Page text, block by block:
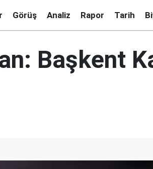
Görüş Analiz Rapor Tarih
Başkent